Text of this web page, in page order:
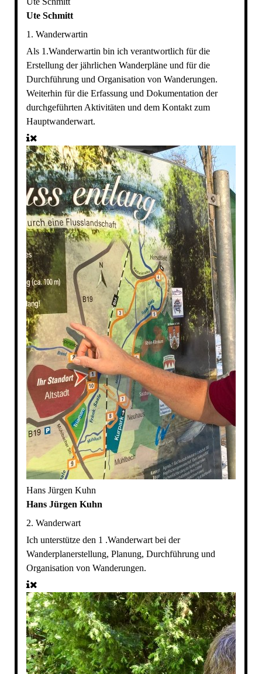
Ute Schmitt
1. Wanderwartin
Als 1.Wanderwartin bin ich verantwortlich für die
Erstellung der jährlichen Wanderpläne und für die
Durchführung und Organisation von Wanderungen.
Weiterhin für die Erfassung und Dokumentation der
durchgeführten Aktivitäten und dem Kontakt zum
Hauptwanderwart.
Hans Jürgen Kuhn
Hans Jürgen Kuhn
2. Wanderwart
Ich unterstütze den 1 .Wanderwart bei der
Wanderplanerstellung, Planung, Durchführung und
Organisation von Wanderungen.